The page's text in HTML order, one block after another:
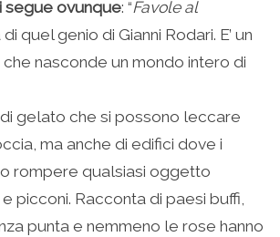
segue ovunque: “Favole al
di quel genio di Gianni Rodari. E’ un
nasconde un mondo intero di
gelato che si possono leccare
ma anche di edifici dove i
rompere qualsiasi oggetto
picconi. Racconta di paesi buffi,
punta e nemmeno le rose hanno